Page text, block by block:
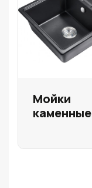
Мойки
каменные